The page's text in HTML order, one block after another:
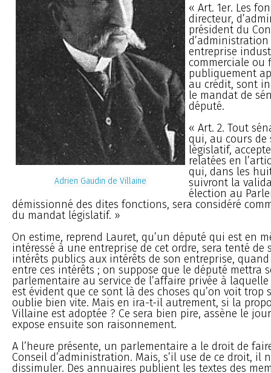
Adrien Gaudin de Villaine
« Art. 1er. Les
directeur,
président du
entreprise
commerciale ou
publiquement
au crédit, sont
le mandat de
député.
« Art. 2. Tout
qui, au cours de
législatif,
relatées en
qui, dans les
suivront la
élection au
démissionné des dites fonctions, sera considéré
du mandat législatif. »
On estime, reprend Lauret, qu’un député qui est en
intéressé à une entreprise de cet ordre, sera tenté de
intérêts publics aux intérêts de son entreprise,
entre ces intérêts ; on suppose que le député mettra
parlementaire au service de l’affaire privée à
est évident que ce sont là des choses qu’on voit trop
oublie bien vite. Mais en ira-t-il autrement, si la
Villaine est adoptée ? Ce sera bien pire, assène le
expose ensuite son raisonnement.
A l’heure présente, un parlementaire a le droit de
Conseil d’administration. Mais, s’il use de ce droit, il
dissimuler. Des annuaires publient les textes des